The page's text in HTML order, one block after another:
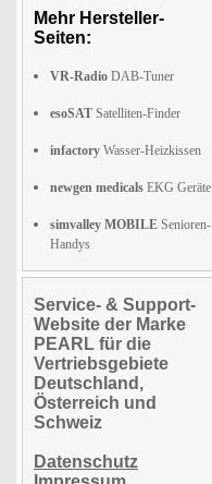
Mehr Hersteller-
Seiten:
VR-Radio DAB-Tuner
esoSAT Satelliten-Finder
infactory Wasser-Heizkissen
newgen medicals EKG Geräte
simvalley MOBILE Senioren-
Handys
Service- & Support-
Website der Marke
PEARL für die
Vertriebsgebiete
Deutschland,
Österreich und
Schweiz
Datenschutz